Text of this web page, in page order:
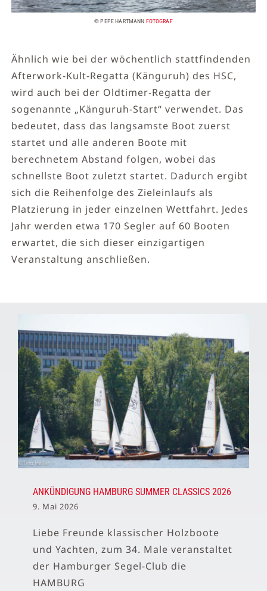
© PEPE HARTMANN FOTOGRAF
Ähnlich wie bei der wöchentlich stattfindenden
Afterwork-Kult-Regatta (Känguruh) des HSC,
wird auch bei der Oldtimer-Regatta der
sogenannte „Känguruh-Start“ verwendet. Das
bedeutet, dass das langsamste Boot zuerst
startet und alle anderen Boote mit
berechnetem Abstand folgen, wobei das
schnellste Boot zuletzt startet. Dadurch ergibt
sich die Reihenfolge des Zieleinlaufs als
Platzierung in jeder einzelnen Wettfahrt. Jedes
Jahr werden etwa 170 Segler auf 60 Booten
erwartet, die sich dieser einzigartigen
Veranstaltung anschließen.
ANKÜNDIGUNG HAMBURG SUMMER CLASSICS 2026
9. Mai 2026
Liebe Freunde klassischer Holzboote
und Yachten, zum 34. Male veranstaltet
der Hamburger Segel-Club die
HAMBURG